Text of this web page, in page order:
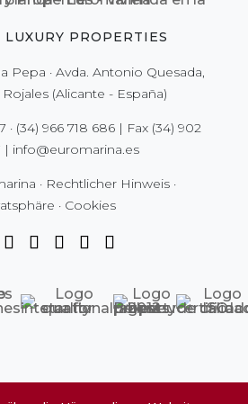
PROPERTIES
Pepa · Avda. Antonio Quesada,
Rojales (Alicante - España)
· (34) 966 718 686| Fax (34) 902
| info@euromarina.es
· Rechtlicher Hinweis ·
· Cookies